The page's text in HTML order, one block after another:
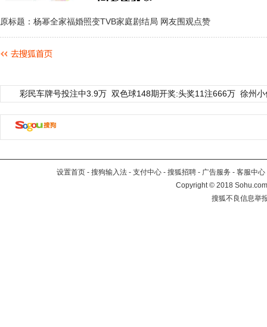
原标题：杨幂全家福婚照变TVB家庭剧结局 网友围观点赞
彩民车牌号投注中3.9万 双色球148期开奖:头奖11注666万 徐州
设置首页 - 搜狗输入法 - 支付中心 - 搜狐招聘 - 广告服务 - 客服中心
Copyright©2018
搜狐不良信息举